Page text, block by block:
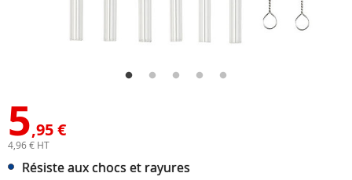
5,95 €
4,96 € HT
Résiste aux chocs et rayures